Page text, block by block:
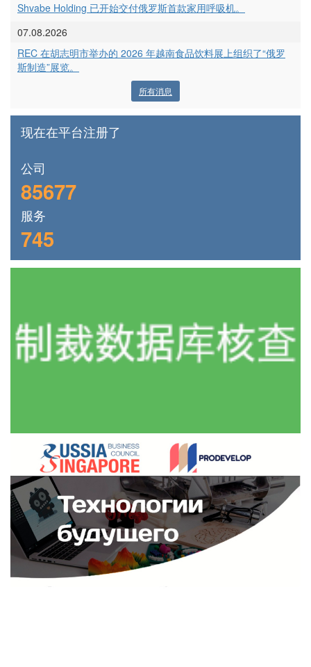
Shvabe Holding 已开始交付俄罗斯首款家用呼吸机。
07.08.2026
REC 在胡志明市举办的 2026 年越南食品饮料展上组织了“俄罗
斯制造”展览。
所有消息
现在在平台注册了
公司
85677
服务
745